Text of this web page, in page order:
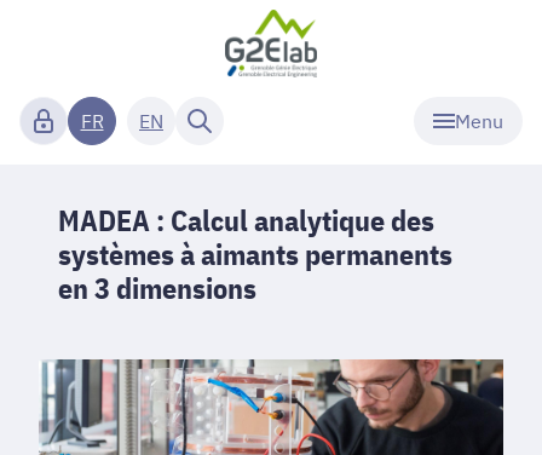
Menu
FR EN
MADEA : Calcul analytique des
systèmes à aimants permanents
en 3 dimensions